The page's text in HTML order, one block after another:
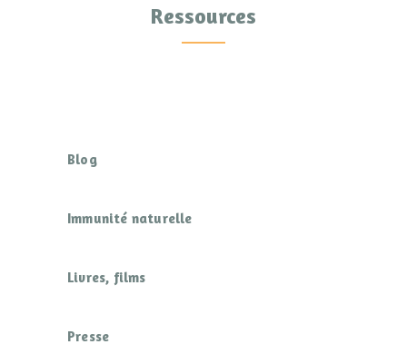
Ressources
Blog
Immunité naturelle
Livres, films
Presse